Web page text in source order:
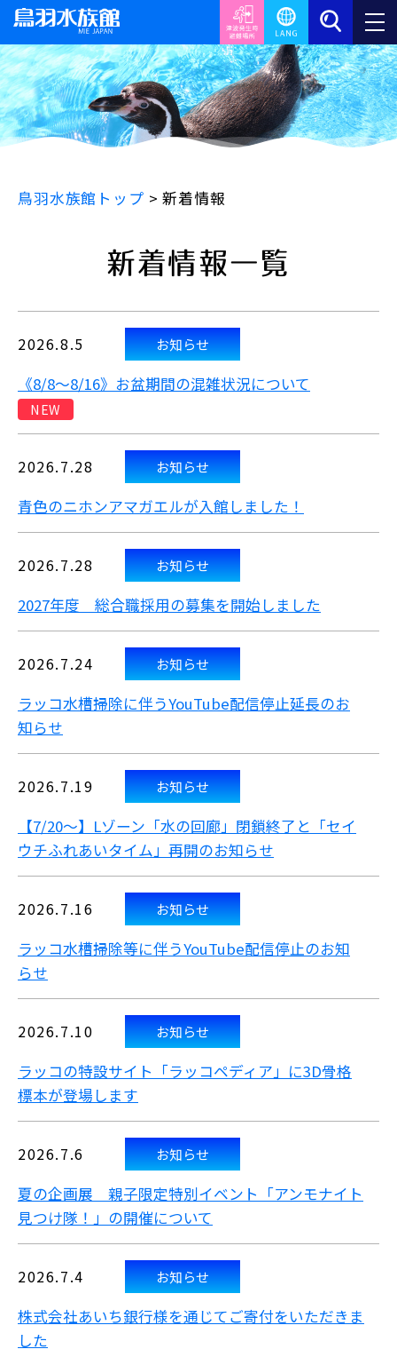
鳥羽水族館トップ >新着情報
新着情報一覧
2026.8.5 お知らせ
《8/8～8/16》お盆期間の混雑状況について
NEW
2026.7.28 お知らせ
青色のニホンアマガエルが入館しました！
2026.7.28 お知らせ
2027年度 総合職採用の募集を開始しました
2026.7.24 お知らせ
ラッコ水槽掃除に伴うYouTube配信停止延長のお
知らせ
2026.7.19 お知らせ
【7/20～】Lゾーン「水の回廊」閉鎖終了と「セイ
ウチふれあいタイム」再開のお知らせ
2026.7.16 お知らせ
ラッコ水槽掃除等に伴うYouTube配信停止のお知
らせ
2026.7.10 お知らせ
ラッコの特設サイト「ラッコペディア」に3D骨格
標本が登場します
2026.7.6 お知らせ
夏の企画展 親子限定特別イベント「アンモナイト
見つけ隊！」の開催について
2026.7.4 お知らせ
株式会社あいち銀行様を通じてご寄付をいただきま
した